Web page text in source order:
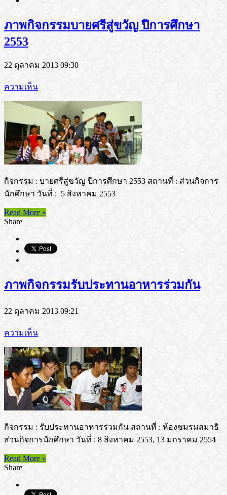
ภาพกิจกรรมบายศรีสู่ขวัญ ปีการศึกษา
2553
22 ตุลาคม 2013 09:30
ความเห็น
กิจกรรม : บายศรีสู่ขวัญ ปีการศึกษา 2553 สถานที่ : ส่วนกิจการ
นักศึกษา วันที่ : 5 สิงหาคม 2553
Read More »
Share
ภาพกิจกรรมรับประทานอาหารร่วมกัน
22 ตุลาคม 2013 09:21
ความเห็น
กิจกรรม : รับประทานอาหารร่วมกัน สถานที่ : ห้องชมรมสมาธิ
ส่วนกิจการนักศึกษา วันที่ : 8 สิงหาคม 2553, 13 มกราคม 2554
Read More »
Share